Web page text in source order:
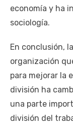
economía y ha
sociología.
En conclusión,
organización
para mejorar la
división ha
una parte
división del